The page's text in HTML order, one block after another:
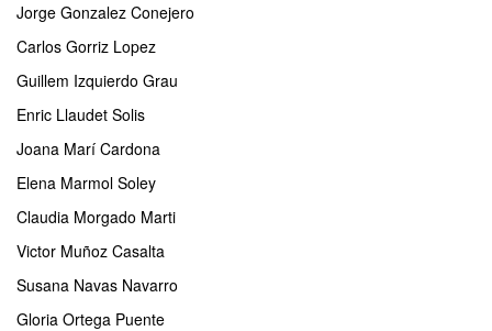
Jorge Gonzalez Conejero
Carlos Gorriz Lopez
Guillem Izquierdo Grau
Enric Llaudet Solis
Joana Marí Cardona
Elena Marmol Soley
Claudia Morgado Marti
Victor Muñoz Casalta
Susana Navas Navarro
Gloria Ortega Puente